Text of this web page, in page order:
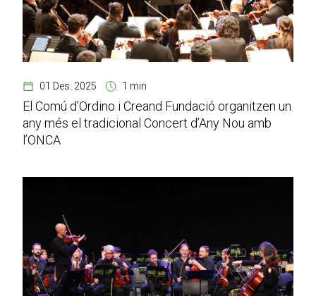
01 Des. 2025 1 min
El Comú d’Ordino i Creand Fundació organitzen un
any més el tradicional Concert d’Any Nou amb
l’ONCA